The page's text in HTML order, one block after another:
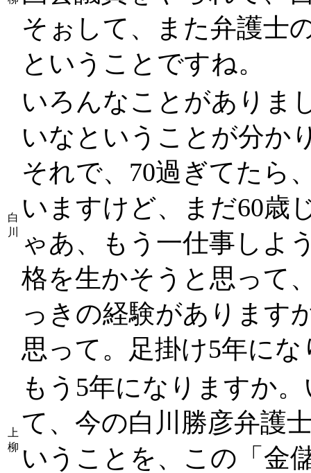
そぉして、また弁護士
ということですね。
白
川
いろんなことがありま
いなということが分か
それで、70過ぎてたら
いますけど、まだ60歳
ゃあ、もう一仕事しよ
格を生かそうと思って
っきの経験があります
思って。足掛け5年にな
上
柳
もう5年になりますか
て、今の白川勝彦弁護
いうことを、この「金